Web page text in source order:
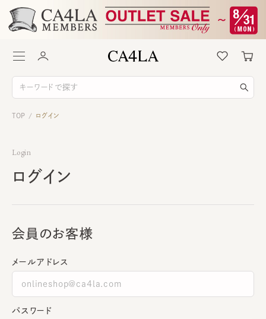
TOP / ログイン
Login
ログイン
会員のお客様
メールアドレス
パスワード